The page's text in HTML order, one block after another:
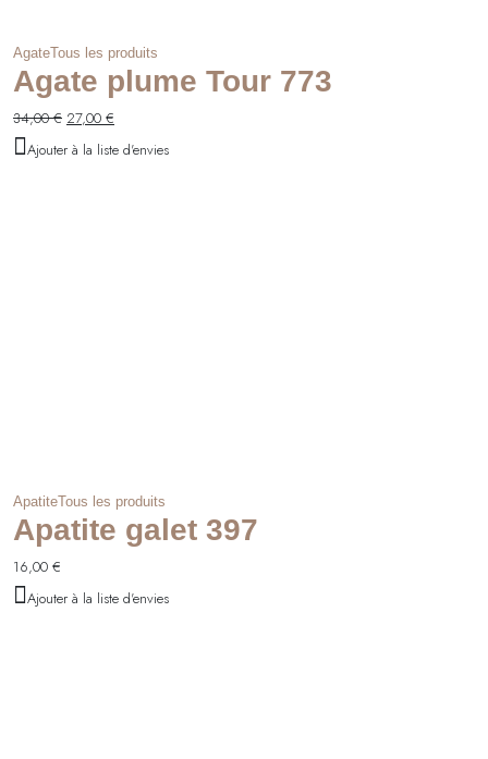
AgateTous les produits
Agate plume Tour 773
34,00€ Le
initial
27,00 €
actuel
Ajouter à la liste d'envies
ApatiteTous les produits
Apatite galet 397
16,00 €
Ajouter à la liste d'envies